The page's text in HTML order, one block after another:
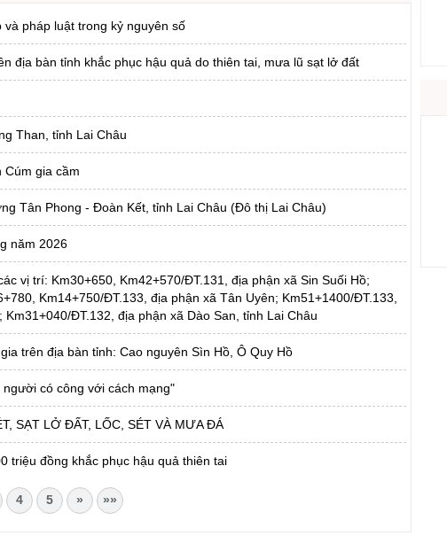
pháp luật trong kỷ nguyên số
địa bàn tỉnh khắc phục hậu quả do thiên tai, mưa lũ sạt lở đất
Than, tỉnh Lai Châu
Cúm gia cầm
Tân Phong - Đoàn Kết, tỉnh Lai Châu (Đô thị Lai Châu)
năm 2026
vị trí: Km30+650, Km42+570/ĐT.131, địa phận xã Sin Suối Hồ;
Km14+750/ĐT.133, địa phận xã Tân Uyên; Km51+1400/ĐT.133,
ĐT.132, địa phận xã Dào San, tỉnh Lai Châu
trên địa bàn tỉnh: Cao nguyên Sìn Hồ, Ô Quy Hồ
có công với cách mạng"
SẠT LỞ ĐẤT, LỐC, SÉT VÀ MƯA ĐÁ
triệu đồng khắc phục hậu quả thiên tai
4 5 » »»